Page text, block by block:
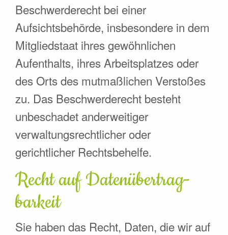
Beschwerderecht bei einer
Aufsichtsbehörde, insbesondere in dem
Mitgliedstaat ihres gewöhnlichen
Aufenthalts, ihres Arbeitsplatzes oder
des Orts des mutmaßlichen Verstoßes
zu. Das Beschwerderecht besteht
unbeschadet anderweitiger
verwaltungsrechtlicher oder
gerichtlicher Rechtsbehelfe.
Recht auf Daten­übertrag­
barkeit
Sie haben das Recht, Daten, die wir auf